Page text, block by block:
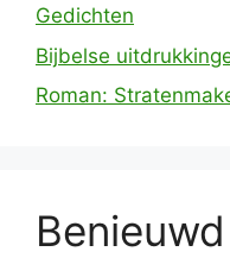
Gedichten
Bijbelse
Roman: